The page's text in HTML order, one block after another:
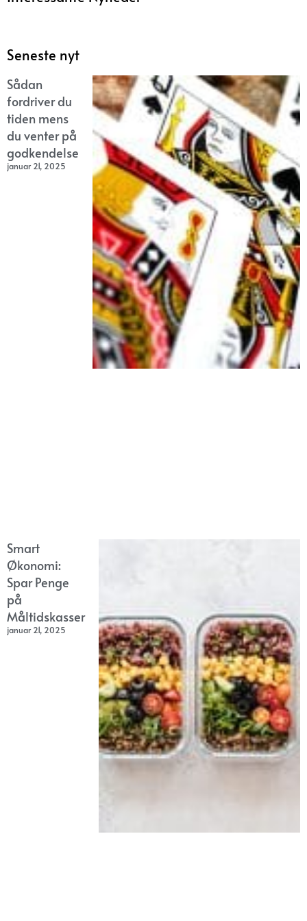
Seneste nyt
Sådan
fordriver du
tiden mens
du venter på
godkendelse
januar 21, 2025
Smart
Økonomi:
Spar Penge
på
Måltidskasser
januar 21, 2025